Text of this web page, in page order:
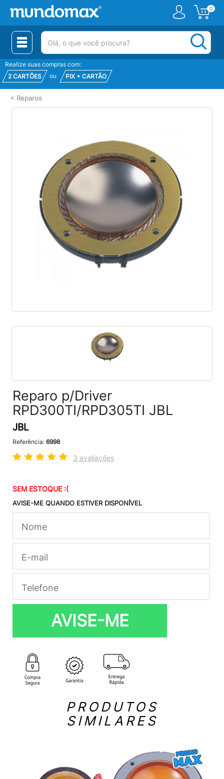
0
(pesquisar)
Realize suas compras com:
2 CARTÕES
ou PIX + CARTÃO
< Reparos
Reparo p/Driver
RPD300TI/RPD305TI JBL
JBL
Referência: 6998
3 avaliações
SEM ESTOQUE :(
AVISE-ME QUANDO ESTIVER DISPONÍVEL
AVISE-ME
PRODUTOS
SIMILARES